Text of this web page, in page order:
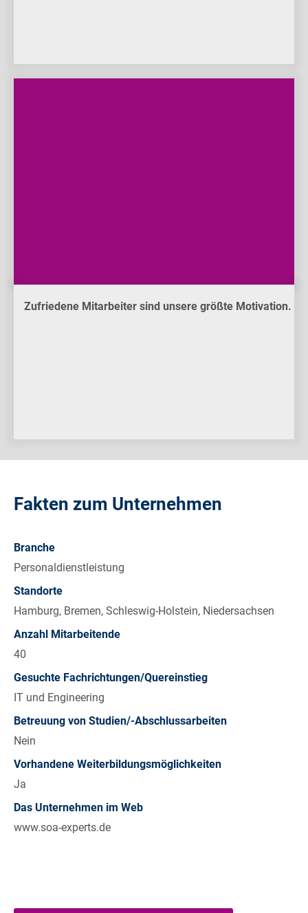
Zufriedene Mitarbeiter sind unsere größte Motivation.
Fakten zum Unternehmen
Branche
Personaldienstleistung
Standorte
Hamburg, Bremen, Schleswig-Holstein, Niedersachsen
Anzahl Mitarbeitende
40
Gesuchte Fachrichtungen/Quereinstieg
IT und Engineering
Betreuung von Studien/-Abschlussarbeiten
Nein
Vorhandene Weiterbildungsmöglichkeiten
Ja
Das Unternehmen im Web
www.soa-experts.de